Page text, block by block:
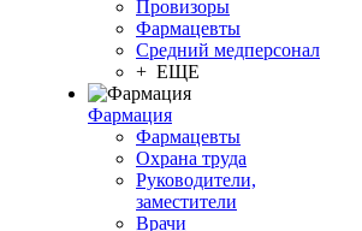
Провизоры
Фармацевты
Средний медперсонал
+ ЕЩЕ
Фармация
Фармацевты
Охрана труда
Руководители,
заместители
Врачи